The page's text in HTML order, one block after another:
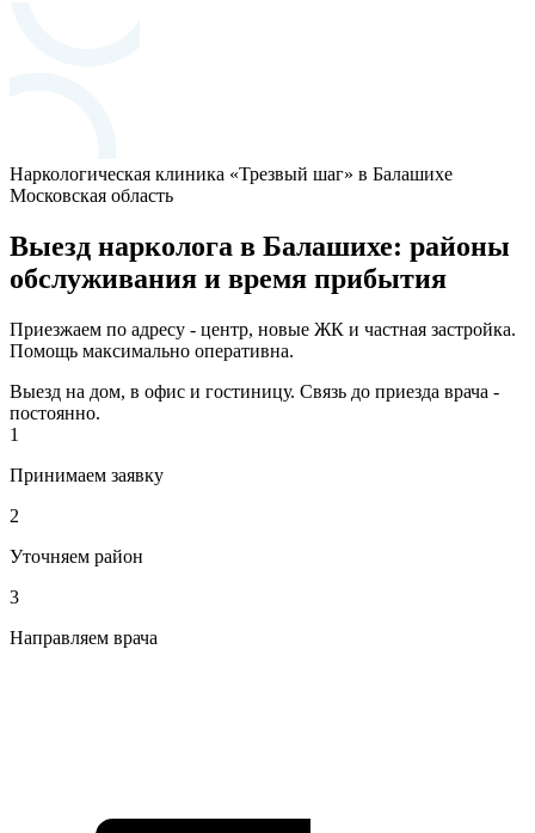
Наркологическая клиника «Трезвый шаг» в Балашихе
Московская область
Выезд нарколога в Балашихе: районы
обслуживания и время прибытия
Приезжаем по адресу - центр, новые ЖК и частная застройка.
Помощь максимально оперативна.
Выезд на дом, в офис и гостиницу. Связь до приезда врача -
постоянно.
1
Принимаем заявку
2
Уточняем район
3
Направляем врача